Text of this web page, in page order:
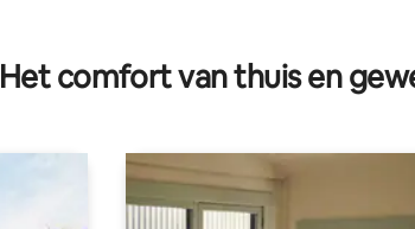
Het comfort van thuis en